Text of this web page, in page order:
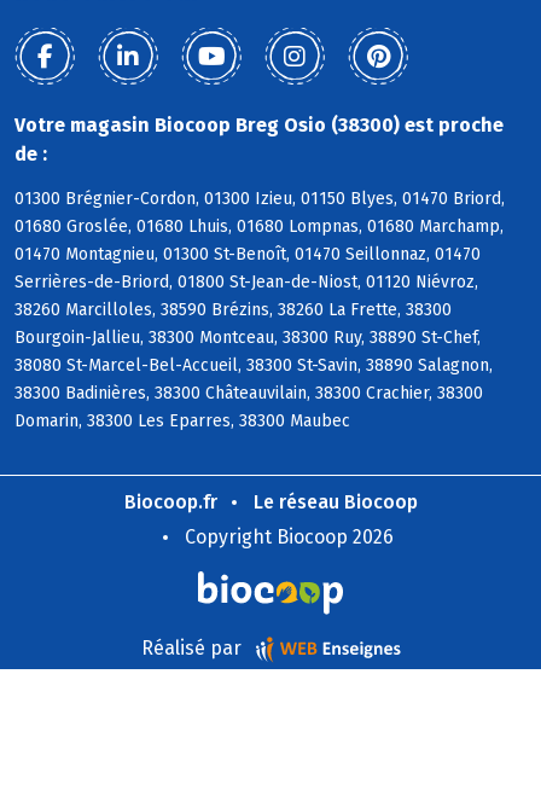
Votre magasin Biocoop Breg Osio (38300) est proche
de :
01300 Brégnier-Cordon, 01300 Izieu, 01150 Blyes, 01470 Briord,
01680 Groslée, 01680 Lhuis, 01680 Lompnas, 01680 Marchamp,
01470 Montagnieu, 01300 St-Benoît, 01470 Seillonnaz, 01470
Serrières-de-Briord, 01800 St-Jean-de-Niost, 01120 Niévroz,
38260 Marcilloles, 38590 Brézins, 38260 La Frette, 38300
Bourgoin-Jallieu, 38300 Montceau, 38300 Ruy, 38890 St-Chef,
38080 St-Marcel-Bel-Accueil, 38300 St-Savin, 38890 Salagnon,
38300 Badinières, 38300 Châteauvilain, 38300 Crachier, 38300
Domarin, 38300 Les Eparres, 38300 Maubec
Biocoop.fr
Le réseau Biocoop
Copyright Biocoop 2026
Réalisé par